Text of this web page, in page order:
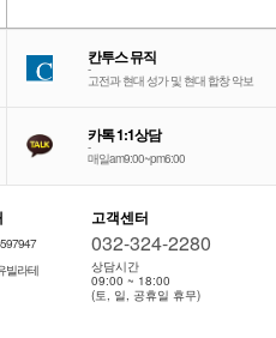
칸투스 뮤직
-
고전과 현대 성가 및 현대 합창 악보
카톡 1:1상담
-
매일am9:00~pm6:00
빌라테
고객센터
032-324-2280
상담시간
09:00 ~ 18:00
(토, 일, 공휴일 휴무)